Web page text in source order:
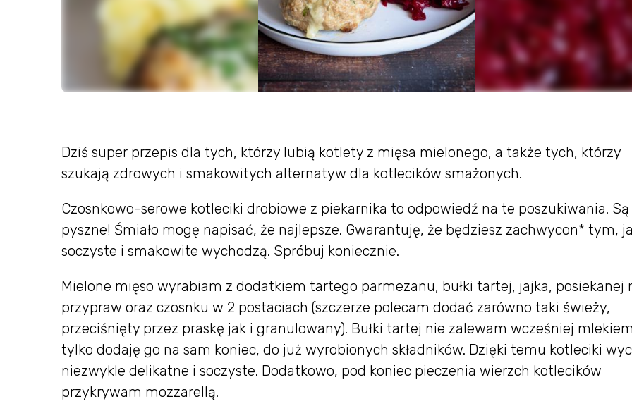
Dziś super przepis dla tych, którzy lubią kotlety z mięsa mielonego, a także tych, którzy
szukają zdrowych i smakowitych alternatyw dla kotlecików smażonych.
Czosnkowo-serowe kotleciki drobiowe z piekarnika to odpowiedź na te poszukiwania. Są
pyszne! Śmiało mogę napisać, że najlepsze. Gwarantuję, że będziesz zachwycon* tym,
soczyste i smakowite wychodzą. Spróbuj koniecznie.
Mielone mięso wyrabiam z dodatkiem tartego parmezanu, bułki tartej, jajka, posiekanej
przypraw oraz czosnku w 2 postaciach (szczerze polecam dodać zarówno taki świeży,
przeciśnięty przez praskę jak i granulowany). Bułki tartej nie zalewam wcześniej
tylko dodaję go na sam koniec, do już wyrobionych składników. Dzięki temu kotleciki
niezwykle delikatne i soczyste. Dodatkowo, pod koniec pieczenia wierzch kotlecików
przykrywam mozzarellą.